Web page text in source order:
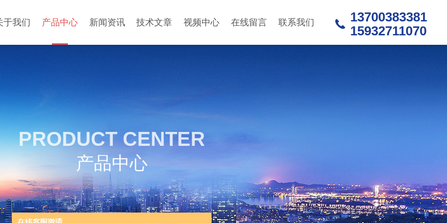
于我们 产品中心 新闻资讯 技术文章 视频中心 在线留言 联系我们
13700383381
15932711070
PRODUCT CENTER
产品中心